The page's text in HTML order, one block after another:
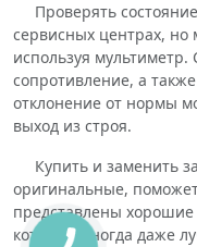
Проверять
сервисных центрах,
используя
сопротивление, а
отклонение от нормы
выход из строя.
Купить и заменить
оригинальные,
представлены
которые иногда даже